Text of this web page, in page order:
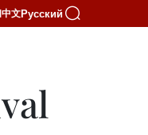
中文Русский